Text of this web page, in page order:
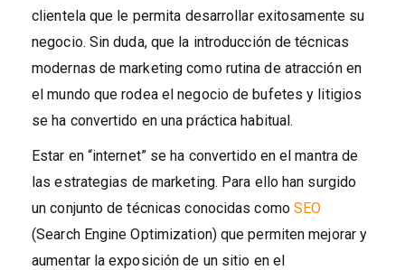
clientela que le permita desarrollar exitosamente su
negocio. Sin duda, que la introducción de técnicas
modernas de marketing como rutina de atracción en
el mundo que rodea el negocio de bufetes y litigios
se ha convertido en una práctica habitual.
Estar en “internet” se ha convertido en el mantra de
las estrategias de marketing. Para ello han surgido
un conjunto de técnicas conocidas como SEO
(Search Engine Optimization) que permiten mejorar y
aumentar la exposición de un sitio en el